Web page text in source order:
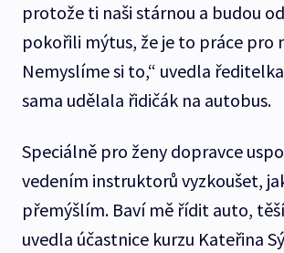
protože ti naši stárnou a budou
pokořili mýtus, že je to práce pro
Nemyslíme si to,“ uvedla
sama udělala řidičák na autobus.
Speciálně pro ženy dopravce
vedením instruktorů vyzkoušet,
přemýšlím. Baví mě řídit auto,
uvedla účastnice kurzu Kateřina